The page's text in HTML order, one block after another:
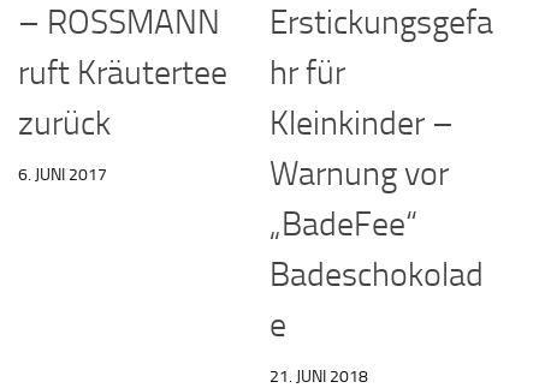
– ROSSMANN
ruft Kräutertee
zurück
6. JUNI 2017
Erstickungsgefa
hr für
Kleinkinder –
Warnung vor
„BadeFee“
Badeschokolad
e
21. JUNI 2018